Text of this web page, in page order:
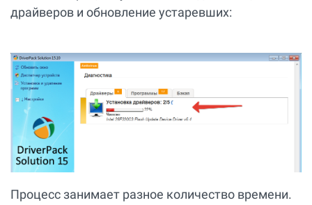
драйверов и обновление устаревших:
Процесс занимает разное количество времени.